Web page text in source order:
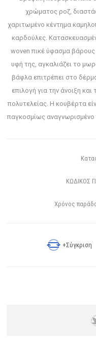
χρώματος ροζ,
χαριτωμένο κέντημα
καρδούλες.
woven πικέ ύφασμα βάρους
υφή της, αγκαλιάζει το
βάφλα επιτρέπει στο
επιλογή για την άνοιξη
πολυτελείας. Η κουβέρτα
παγκοσμίως αναγνωρισμένο
ΚΩΔΙΚΟΣ
Χρόνος
+Σύγκριση